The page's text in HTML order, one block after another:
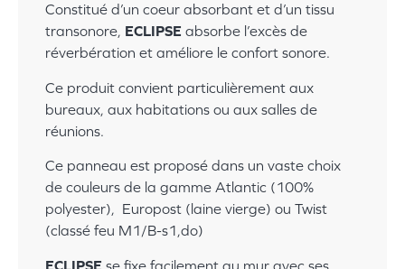
Constitué d’un coeur absorbant et d’un tissu
transonore, ECLIPSE absorbe l’excès de
réverbération et améliore le confort sonore.
Ce produit convient particulièrement aux
bureaux, aux habitations ou aux salles de
réunions.
Ce panneau est proposé dans un vaste choix
de couleurs de la gamme Atlantic (100%
polyester), Europost (laine vierge) ou Twist
(classé feu M1/B-s1,do)
ECLIPSE se fixe facilement au mur avec ses